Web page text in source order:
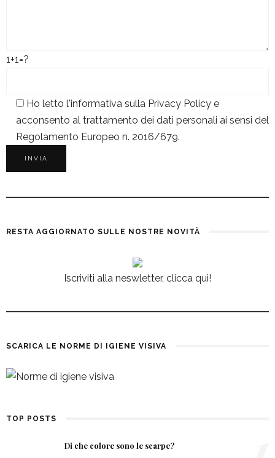
1+1=?
Ho letto l'informativa sulla Privacy Policy e
acconsento al trattamento dei dati personali ai sensi del
Regolamento Europeo n. 2016/679.
RESTA AGGIORNATO SULLE NOSTRE NOVITÀ
Iscriviti alla neswletter, clicca qui!
SCARICA LE NORME DI IGIENE VISIVA
TOP POSTS
Di che colore sono le scarpe?